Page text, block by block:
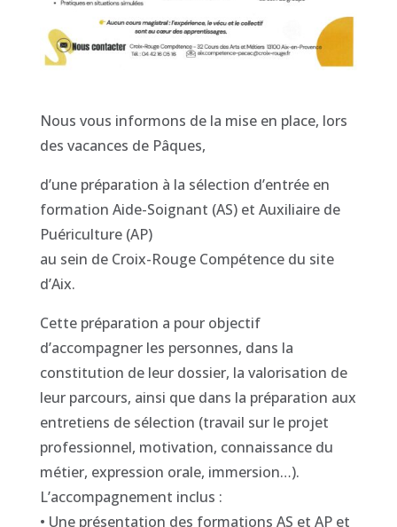
Nous vous informons de la mise en place, lors
des vacances de Pâques,
d’une préparation à la sélection d’entrée en
formation Aide-Soignant (AS) et Auxiliaire de
Puériculture (AP)
au sein de Croix-Rouge Compétence du site
d’Aix.
Cette préparation a pour objectif
d’accompagner les personnes, dans la
constitution de leur dossier, la valorisation de
leur parcours, ainsi que dans la préparation aux
entretiens de sélection (travail sur le projet
professionnel, motivation, connaissance du
métier, expression orale, immersion…).
L’accompagnement inclus :
• Une présentation des formations AS et AP et